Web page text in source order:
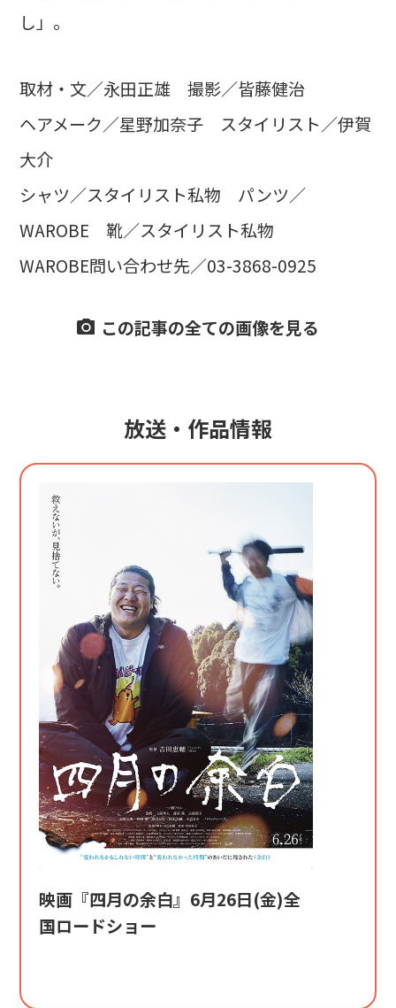
し」。
取材・文／永田正雄 撮影／皆藤健治
ヘアメーク／星野加奈子 スタイリスト／伊賀
大介
シャツ／スタイリスト私物 パンツ／
WAROBE 靴／スタイリスト私物
WAROBE問い合わせ先／03-3868-0925
この記事の全ての画像を見る
放送・作品情報
映画『四月の余白』6月26日(金)全
国ロードショー